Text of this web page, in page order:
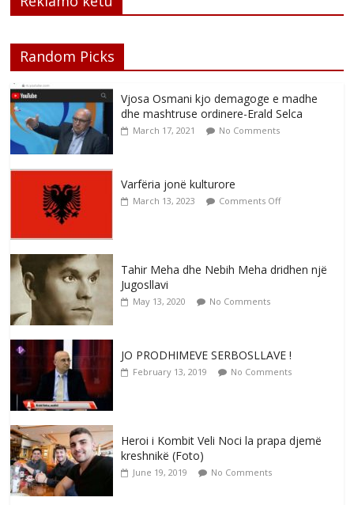
Random Picks
Vjosa Osmani kjo demagoge e madhe
dhe mashtruse ordinere-Erald Selca
March 17, 2021 No Comments
Varfëria jonë kulturore
March 13, 2023 Comments Off
Tahir Meha dhe Nebih Meha dridhen një
Jugosllavi
May 13, 2020 No Comments
JO PRODHIMEVE SERBOSLLAVE !
February 13, 2019 No Comments
Heroi i Kombit Veli Noci la prapa djemë
kreshnikë (Foto)
June 19, 2019 No Comments